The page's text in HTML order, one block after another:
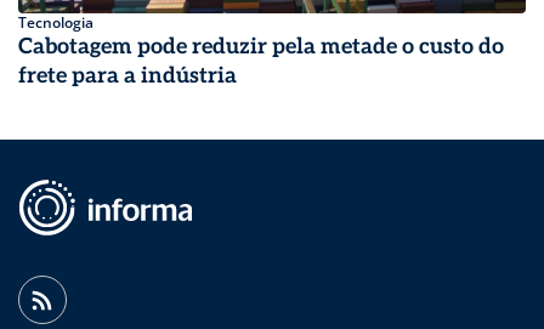
Tecnologia
Cabotagem pode reduzir pela metade o custo do
frete para a indústria